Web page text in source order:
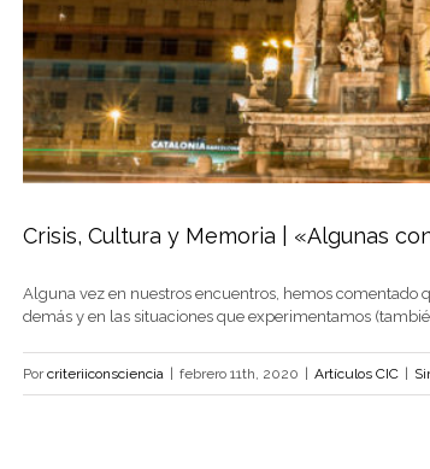
Crisis, Cultura y Memoria |
Crisis, Cultura y Memoria | «Algunas
Alguna vez en nuestros encuentros, hemos comentado
demás y en las situaciones que experimentamos
Porcriteriiconsciencia | febrero 11th, 2020 | Artículos CIC |